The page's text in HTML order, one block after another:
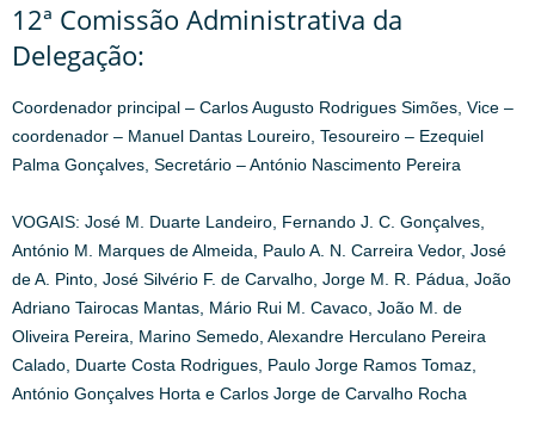
12ª Comissão Administrativa da
Delegação:
Coordenador principal – Carlos Augusto Rodrigues Simões, Vice –
coordenador – Manuel Dantas Loureiro, Tesoureiro – Ezequiel
Palma Gonçalves, Secretário – António Nascimento Pereira
VOGAIS: José M. Duarte Landeiro, Fernando J. C. Gonçalves,
António M. Marques de Almeida, Paulo A. N. Carreira Vedor, José
de A. Pinto, José Silvério F. de Carvalho, Jorge M. R. Pádua, João
Adriano Tairocas Mantas, Mário Rui M. Cavaco, João M. de
Oliveira Pereira, Marino Semedo, Alexandre Herculano Pereira
Calado, Duarte Costa Rodrigues, Paulo Jorge Ramos Tomaz,
António Gonçalves Horta e Carlos Jorge de Carvalho Rocha